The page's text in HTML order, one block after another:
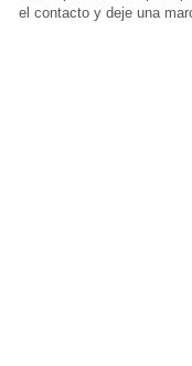
el contacto y deje una